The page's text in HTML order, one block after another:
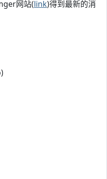
网站(link)得到最新的消